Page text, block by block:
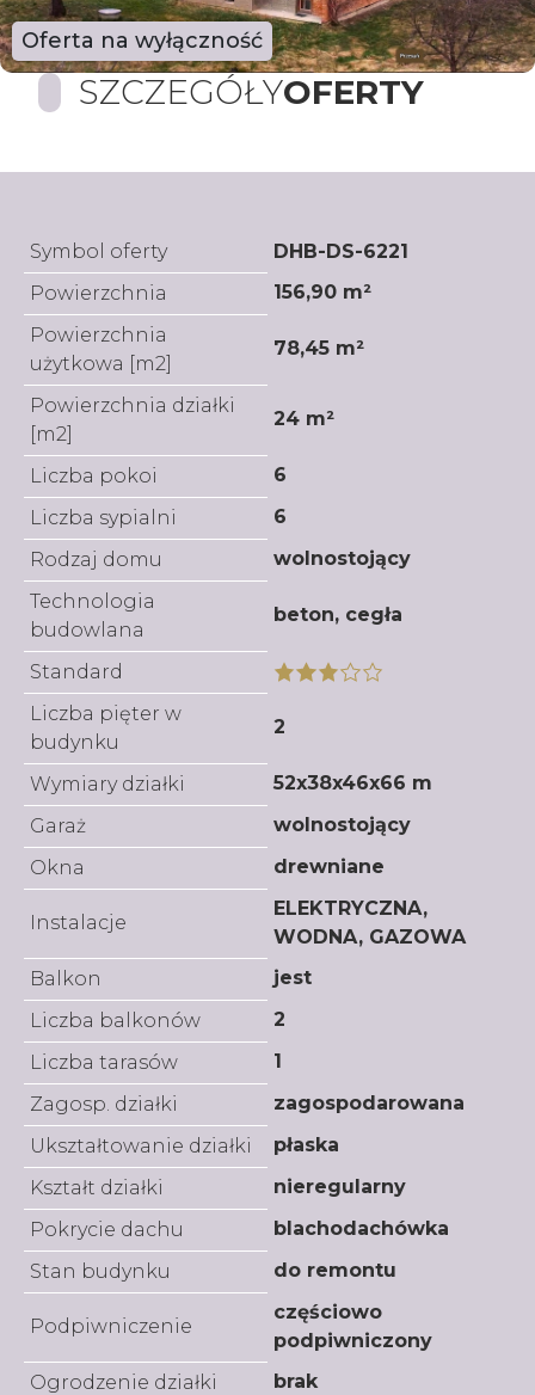
Oferta na wyłączność
SZCZEGÓŁYOFERTY
Symbol oferty
DHB-DS-6221
Powierzchnia
156,90 m²
Powierzchnia
użytkowa [m2]
78,45 m²
Powierzchnia działki
[m2]
24 m²
Liczba pokoi
6
Liczba sypialni
6
Rodzaj domu
wolnostojący
Technologia
budowlana
beton, cegła
Standard
Liczba pięter w
budynku
2
Wymiary działki
52x38x46x66 m
Garaż
wolnostojący
Okna
drewniane
Instalacje
ELEKTRYCZNA,
WODNA, GAZOWA
Balkon
jest
Liczba balkonów
2
Liczba tarasów
1
Zagosp. działki
zagospodarowana
Ukształtowanie działki
płaska
Kształt działki
nieregularny
Pokrycie dachu
blachodachówka
Stan budynku
do remontu
Podpiwniczenie
częściowo
podpiwniczony
Ogrodzenie działki
brak